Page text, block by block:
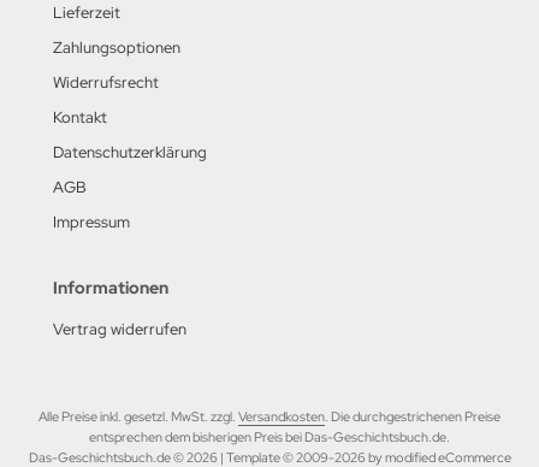
Lieferzeit
Zahlungsoptionen
Widerrufsrecht
Kontakt
Datenschutzerklärung
AGB
Impressum
Informationen
Vertrag widerrufen
Alle Preise inkl. gesetzl. MwSt. zzgl. Versandkosten. Die durchgestrichenen Preise
entsprechen dem bisherigen Preis bei Das-Geschichtsbuch.de.
Das-Geschichtsbuch.de © 2026 | Template © 2009-2026 by modified eCommerce